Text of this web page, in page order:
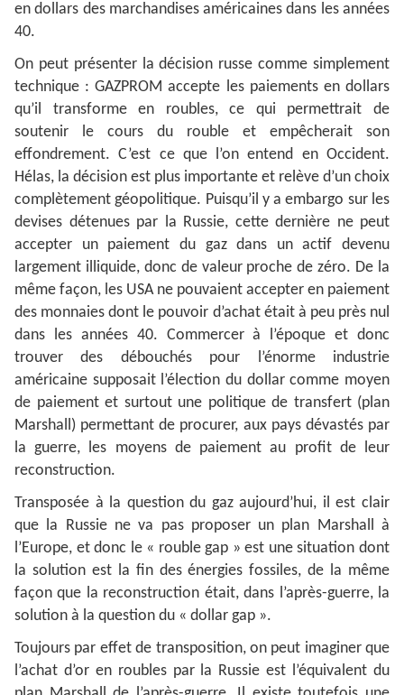
en dollars des marchandises américaines dans les années
40.
On peut présenter la décision russe comme simplement
technique : GAZPROM accepte les paiements en dollars
qu’il transforme en roubles, ce qui permettrait de
soutenir le cours du rouble et empêcherait son
effondrement. C’est ce que l’on entend en Occident.
Hélas, la décision est plus importante et relève d’un choix
complètement géopolitique. Puisqu’il y a embargo sur les
devises détenues par la Russie, cette dernière ne peut
accepter un paiement du gaz dans un actif devenu
largement illiquide, donc de valeur proche de zéro. De la
même façon, les USA ne pouvaient accepter en paiement
des monnaies dont le pouvoir d’achat était à peu près nul
dans les années 40. Commercer à l’époque et donc
trouver des débouchés pour l’énorme industrie
américaine supposait l’élection du dollar comme moyen
de paiement et surtout une politique de transfert (plan
Marshall) permettant de procurer, aux pays dévastés par
la guerre, les moyens de paiement au profit de leur
reconstruction.
Transposée à la question du gaz aujourd’hui, il est clair
que la Russie ne va pas proposer un plan Marshall à
l’Europe, et donc le « rouble gap » est une situation dont
la solution est la fin des énergies fossiles, de la même
façon que la reconstruction était, dans l’après-guerre, la
solution à la question du « dollar gap ».
Toujours par effet de transposition, on peut imaginer que
l’achat d’or en roubles par la Russie est l’équivalent du